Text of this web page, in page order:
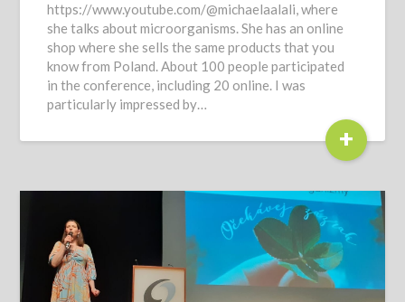
https://www.youtube.com/@michaelaalali, where
she talks about microorganisms. She has an online
shop where she sells the same products that you
know from Poland. About 100 people participated
in the conference, including 20 online. I was
particularly impressed by…
+